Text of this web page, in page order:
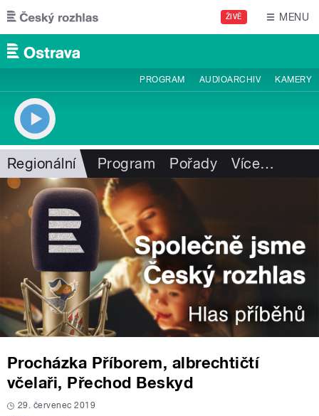
Přejít k hlavnímu obsahu
ŽIVĚ MENU
PROGRAM AUDIOARCHIV KAMERY
Regionální Program Pořady Více…
Procházka Příborem, albrechtičtí
včelaři, Přechod Beskyd
29. červenec 2019